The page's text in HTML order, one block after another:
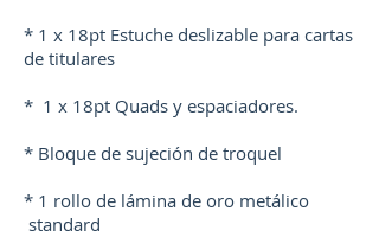
* 1 x 18pt Estuche deslizable para cartas
de titulares
* 1 x 18pt Quads y espaciadores.
* Bloque de sujeción de troquel
* 1 rollo de lámina de oro metálico
standard